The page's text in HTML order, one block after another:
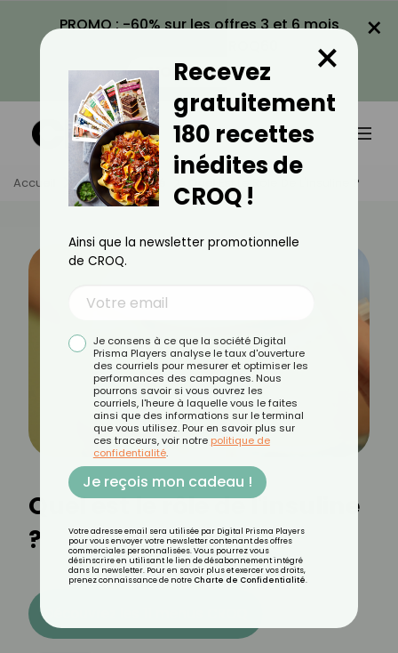
PROMO : -60% sur les offres 3 et 6 mois
VOIR LA PROMO
×
Accueil Actus Santé Quel Est Le Rôle De L'insuline ?
Quel est le rôle de l'insuline
?
Recevez
gratuitement
180 recettes
inédites de
CROQ !
×
Ainsi que la newsletter promotionnelle
de CROQ.
Je consens à ce que la société Digital
Prisma Players analyse le taux d'ouverture
des courriels pour mesurer et optimiser les
performances des campagnes. Nous
pourrons savoir si vous ouvrez les
courriels, l'heure à laquelle vous le faites
ainsi que des informations sur le terminal
que vous utilisez. Pour en savoir plus sur
ces traceurs, voir notre politique de
confidentialité.
Je reçois mon cadeau !
Votre adresse email sera utilisée par Digital Prisma Players
pour vous envoyer votre newsletter contenant des offres
commerciales personnalisées. Vous pourrez vous
désinscrire en utilisant le lien de désabonnement intégré
dans la newsletter. Pour en savoir plus et exercer vos droits,
prenez connaissance de notre Charte de Confidentialité.